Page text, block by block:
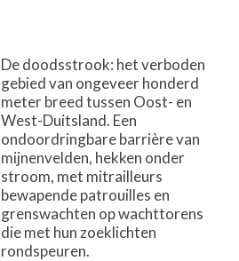
De doodsstrook: het verboden
gebied van ongeveer honderd
meter breed tussen Oost- en
West-Duitsland. Een
ondoordringbare barrière van
mijnenvelden, hekken onder
stroom, met mitrailleurs
bewapende patrouilles en
grenswachten op wachttorens
die met hun zoeklichten
rondspeuren.